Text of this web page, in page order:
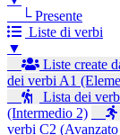
└ Presente
Liste di verbi
▼
Liste create
dei verbi A1
Lista dei
(Intermedio 2)
verbi C2